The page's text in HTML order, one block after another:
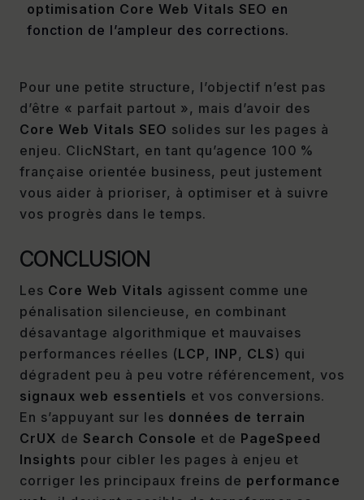
optimisation Core Web Vitals SEO en
fonction de l’ampleur des corrections.
Pour une petite structure, l’objectif n’est pas
d’être « parfait partout », mais d’avoir des
Core Web Vitals SEO solides sur les pages à
enjeu. ClicNStart, en tant qu’agence 100 %
française orientée business, peut justement
vous aider à prioriser, à optimiser et à suivre
vos progrès dans le temps.
CONCLUSION
Les Core Web Vitals agissent comme une
pénalisation silencieuse, en combinant
désavantage algorithmique et mauvaises
performances réelles (LCP, INP, CLS) qui
dégradent peu à peu votre référencement, vos
signaux web essentiels et vos conversions.
En s’appuyant sur les données de terrain
CrUX de Search Console et de PageSpeed
Insights pour cibler les pages à enjeu et
corriger les principaux freins de performance